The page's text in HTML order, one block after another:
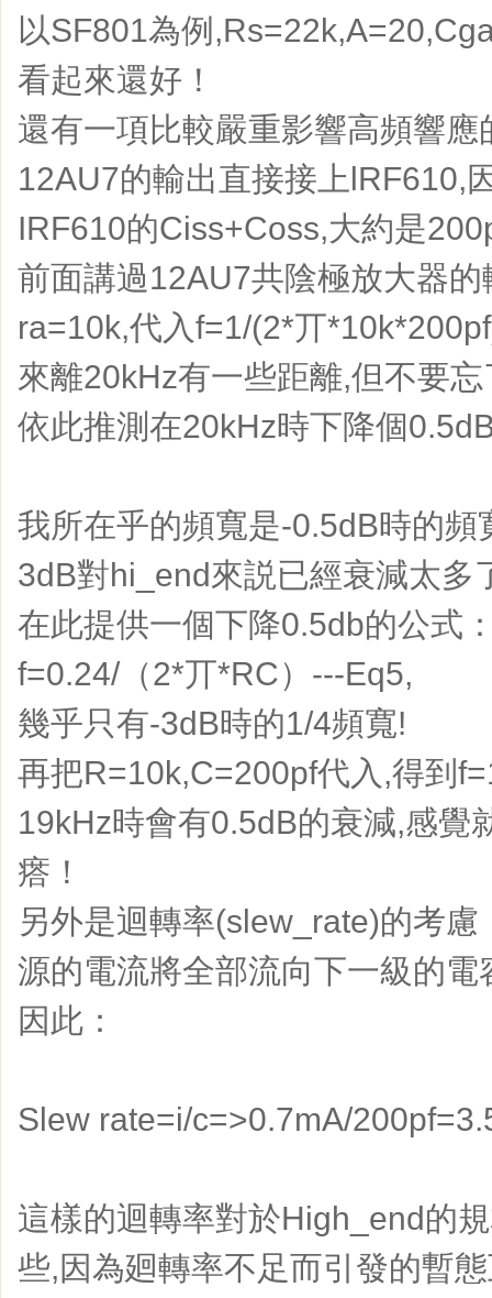
以SF801為例
看起來還好！
還有一項比較嚴重影響高頻響
12AU7的輸出直接接上lRF610,
IRF610的Ciss+Coss,大約是
前面講過12AU7共陰極放大器
ra=10k,代入f=1/(2*丌
來離20kHz有一些距離,但不要
依此推測在20kHz時下降個
我所在乎的頻寬是-0.5dB時的頻
3dB對hi_end來説已經衰減太多
在此提供一個下降0.5db的公式
f=0.24/（2*丌*RC）---Eq5,
幾乎只有-3dB時的1/4頻寬!
再把R=10k,C=200pf代入,得到
19kHz時會有0.5dB的衰減,感覺
瘩！
另外是迴轉率(slew_rate)的考
源的電流將全部流向下一級的
因此：
Slew rate=i/c=>0.7mA/
這樣的迴轉率對於High_end的
些,因為廻轉率不足而引發的暫